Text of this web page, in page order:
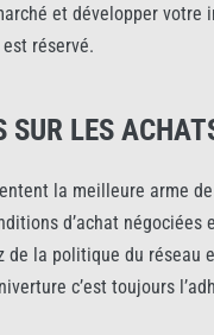
et développer votre
réservé.
SUR LES
la meilleure arme
d’achat négociées
de la politique du réseau
c’est toujours